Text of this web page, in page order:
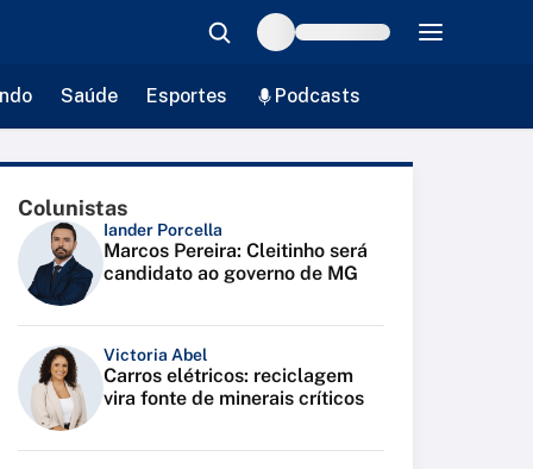
Saúde Esportes Podcasts
Colunistas
Iander Porcella
Marcos Pereira: Cleitinho será
candidato ao governo de MG
Victoria Abel
Carros elétricos: reciclagem
vira fonte de minerais críticos